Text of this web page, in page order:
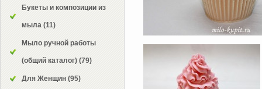
Букеты и композиции из
мыла (11)
Мыло ручной работы
(общий каталог) (79)
Для Женщин (95)